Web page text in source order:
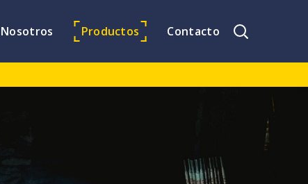
Nosotros Productos Contacto